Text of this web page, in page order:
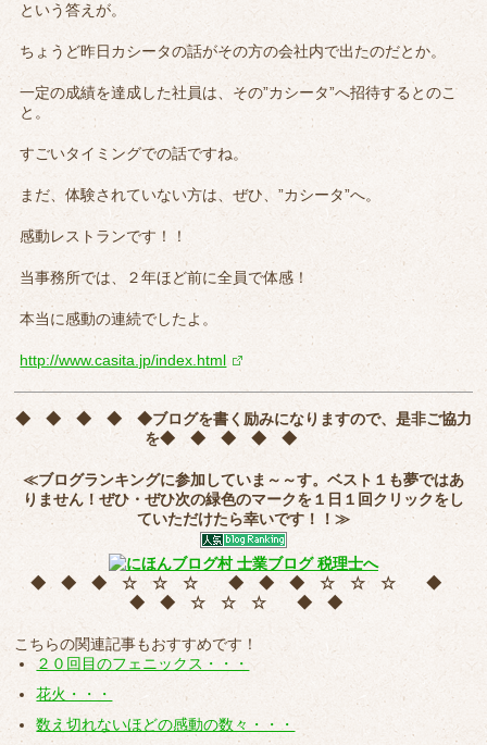
という答えが。
ちょうど昨日カシータの話がその方の会社内で出たのだとか。
一定の成績を達成した社員は、その”カシータ”へ招待するとのこ
と。
すごいタイミングでの話ですね。
まだ、体験されていない方は、ぜひ、”カシータ”へ。
感動レストランです！！
当事務所では、２年ほど前に全員で体感！
本当に感動の連続でしたよ。
http://www.casita.jp/index.html
◆ ◆ ◆ ◆ ◆ブログを書く励みになりますので、是非ご協力
を◆ ◆ ◆ ◆ ◆
≪ブログランキングに参加していま～～す。ベスト１も夢ではあ
りません！ぜひ・ぜひ次の緑色のマークを１日１回クリックをし
ていただけたら幸いです！！≫
◆ ◆ ◆ ☆ ☆ ☆ ◆ ◆ ◆ ☆ ☆ ☆ ◆
◆ ◆ ☆ ☆ ☆ ◆ ◆
こちらの関連記事もおすすめです！
２０回目のフェニックス・・・
花火・・・
数え切れないほどの感動の数々・・・